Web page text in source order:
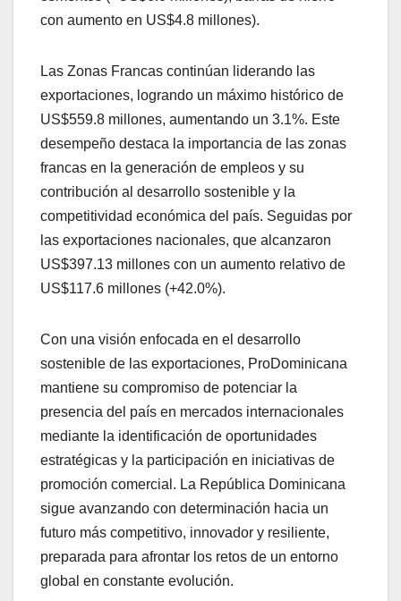
con aumento en US$4.8 millones).
Las Zonas Francas continúan liderando las
exportaciones, logrando un máximo histórico de
US$559.8 millones, aumentando un 3.1%. Este
desempeño destaca la importancia de las zonas
francas en la generación de empleos y su
contribución al desarrollo sostenible y la
competitividad económica del país. Seguidas por
las exportaciones nacionales, que alcanzaron
US$397.13 millones con un aumento relativo de
US$117.6 millones (+42.0%).
Con una visión enfocada en el desarrollo
sostenible de las exportaciones, ProDominicana
mantiene su compromiso de potenciar la
presencia del país en mercados internacionales
mediante la identificación de oportunidades
estratégicas y la participación en iniciativas de
promoción comercial. La República Dominicana
sigue avanzando con determinación hacia un
futuro más competitivo, innovador y resiliente,
preparada para afrontar los retos de un entorno
global en constante evolución.